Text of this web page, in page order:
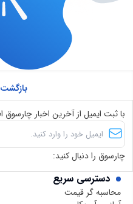
دسترسی سریع
محاسبه گر قیمت
بازگشت
با ثبت ایمیل از آخرین اخبار چارسوق
چارسوق را دنبال کنید: